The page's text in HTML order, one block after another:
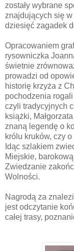
zostały wybrane
znajdujących się
dziesięć zagadek
Opracowaniem
rysowniczka
świetnie
prowadzi od
historię krzyża z
pochodzenia
czyli tradycyjnych
książki,
znaną legendę o
królu kruków, czy
Idąc szlakiem
Miejskie,
Zwiedzanie
Wolności.
Nagrodą za
jest odczytanie
całej trasy,